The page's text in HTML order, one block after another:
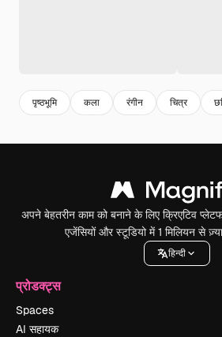
पृष्ठभूमि कला रंगीन चित्र
अपने बेहतरीन काम को बनाने के लिए क्रिएटिव
एजेंसियों और स्टूडियो में 1 मिलियन से
हिन्दी
प्रोडक्ट्स
Spaces
AI सहायक